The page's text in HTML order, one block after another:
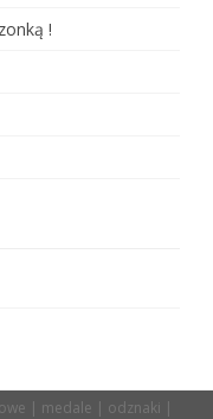
!
| medale | odznaki |